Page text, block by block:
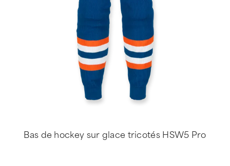
Bas de hockey sur glace tricotés HSW5 Pro